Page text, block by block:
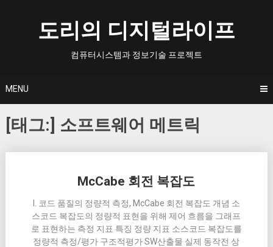
도리의 디지털라이프
컴퓨터시스템과 정보기술 프로젝트
MENU
[태그:] 소프트웨어 메트릭
McCabe 회전 복잡도
I. 코드 품질의 정량적 측정, McCabe 회전 복잡도 개념 소
스코드 복잡도의 정량적 표현을 위해 제어 흐름을 그래프
로 표현하는 측정 지표 특징 정량 지표 소스코드 복잡도를
정량적 측정/평가 구조적평가 SW산출물 실제 동작전 상
navigation